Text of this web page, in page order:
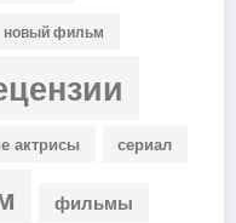
новый фильм
актрисы сериал
фильмы